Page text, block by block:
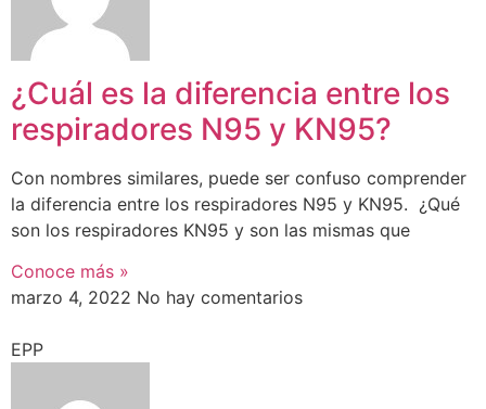
¿Cuál es la diferencia entre los
respiradores N95 y KN95?
Con nombres similares, puede ser confuso comprender
la diferencia entre los respiradores N95 y KN95. ¿Qué
son los respiradores KN95 y son las mismas que
Conoce más »
marzo 4, 2022 No hay comentarios
EPP